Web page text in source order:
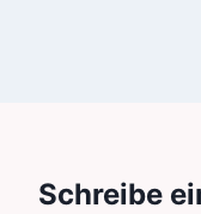
Schreibe